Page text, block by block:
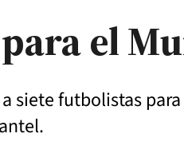
el
siete futbolistas